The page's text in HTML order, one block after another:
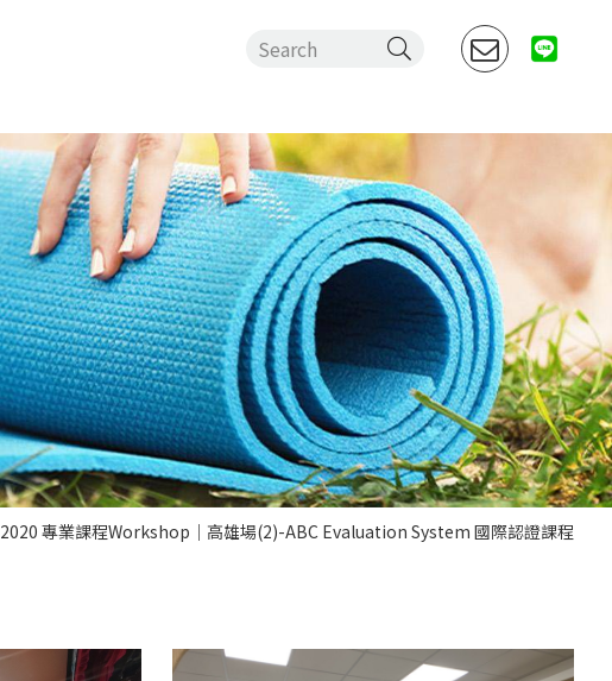
2020 專業課程Workshop｜高雄場(2)-ABC Evaluation System 國際認證課程